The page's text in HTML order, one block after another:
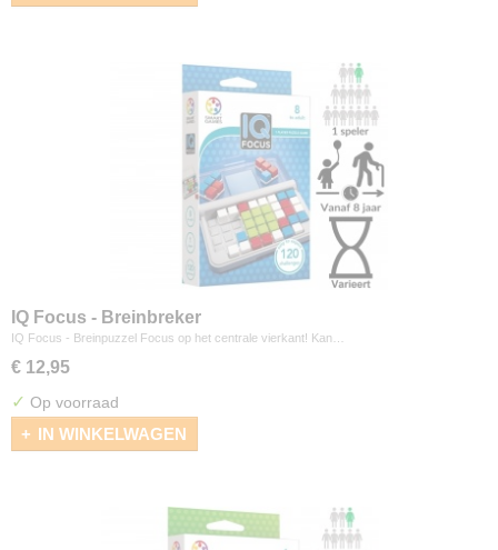
IQ Focus - Breinbreker
IQ Focus - Breinpuzzel Focus op het centrale vierkant! Kan…
€ 12,95
✓ Op voorraad
IN WINKELWAGEN